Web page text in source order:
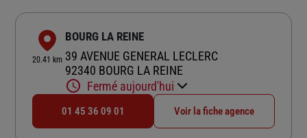
20.41 km
BOURG LA REINE
39 AVENUE GENERAL LECLERC
92340 BOURG LA REINE
Fermé aujourd'hui
01 45 36 09 01 Voir la fiche agence